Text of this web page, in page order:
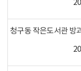
청구동 작은도서관 방